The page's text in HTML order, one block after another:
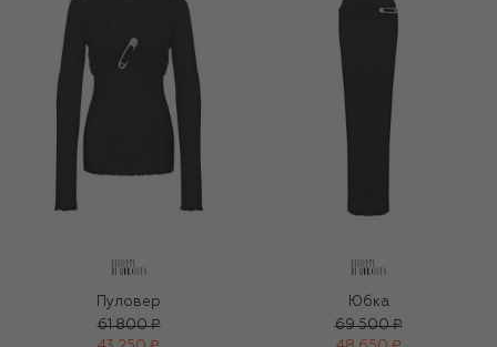
Пуловер
61 800 ₽
Юбка
69 500 ₽